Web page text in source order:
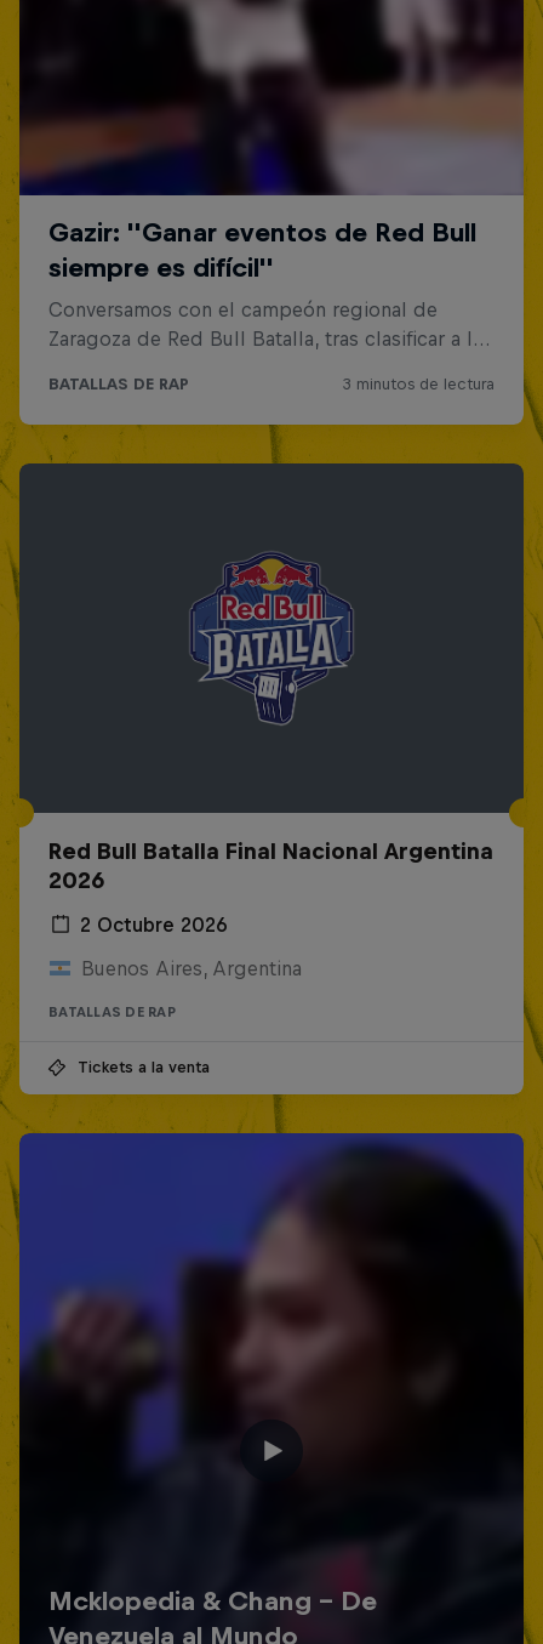
Red Bull Batalla Final Nacional Argentina
2026
2 Octubre 2026
Buenos Aires, Argentina
BATALLAS DE RAP
Tickets a la venta